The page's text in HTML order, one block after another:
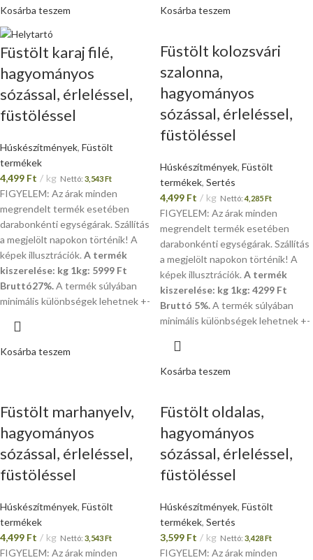
Kosárba teszem Kosárba teszem
Füstölt karaj filé,
hagyományos
sózással, érleléssel,
füstöléssel
Húskészítmények, Füstölt
termékek
4,499 Ft kg Nettó: 3,543Ft
FIGYELEM: Az árak minden
megrendelt termék esetében
darabonkénti egységárak. Szállítás
a megjelölt napokon történik! A
képek illusztrációk. A termék
kiszerelése: kg 1kg: 5999 Ft
Bruttó27%.A termék súlyában
minimális különbségek lehetnek +-
Kosárba teszem
Füstölt kolozsvári
szalonna,
hagyományos
sózással, érleléssel,
füstöléssel
Húskészítmények, Füstölt
termékek, Sertés
4,499 Ft kg Nettó:4,285Ft
FIGYELEM: Az árak minden
megrendelt termék esetében
darabonkénti egységárak. Szállítás
a megjelölt napokon történik! A
képek illusztrációk. A termék
kiszerelése: kg 1kg: 4299 Ft
Bruttó 5%.A termék súlyában
minimális különbségek lehetnek +-
Kosárba teszem
Füstölt marhanyelv,
hagyományos
sózással, érleléssel,
füstöléssel
Húskészítmények, Füstölt
termékek
4,499 Ft kg Nettó: 3,543Ft
FIGYELEM: Az árak minden
Füstölt oldalas,
hagyományos
sózással, érleléssel,
füstöléssel
Húskészítmények, Füstölt
termékek, Sertés
3,599 Ft kg Nettó: 3,428Ft
FIGYELEM: Az árak minden